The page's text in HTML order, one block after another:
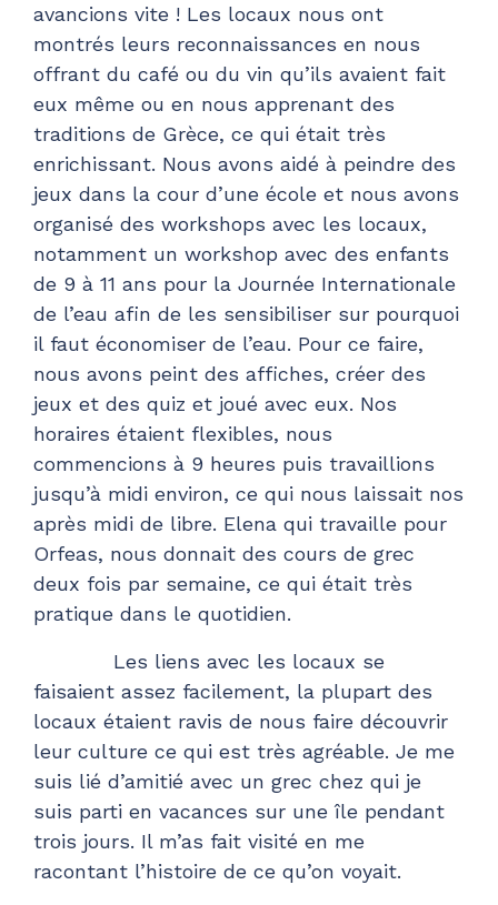
avancions vite ! Les locaux nous ont
montrés leurs reconnaissances en nous
offrant du café ou du vin qu’ils avaient fait
eux même ou en nous apprenant des
traditions de Grèce, ce qui était très
enrichissant. Nous avons aidé à peindre des
jeux dans la cour d’une école et nous avons
organisé des workshops avec les locaux,
notamment un workshop avec des enfants
de 9 à 11 ans pour la Journée Internationale
de l’eau afin de les sensibiliser sur pourquoi
il faut économiser de l’eau. Pour ce faire,
nous avons peint des affiches, créer des
jeux et des quiz et joué avec eux. Nos
horaires étaient flexibles, nous
commencions à 9 heures puis travaillions
jusqu’à midi environ, ce qui nous laissait nos
après midi de libre. Elena qui travaille pour
Orfeas, nous donnait des cours de grec
deux fois par semaine, ce qui était très
pratique dans le quotidien.
Les liens avec les locaux se
faisaient assez facilement, la plupart des
locaux étaient ravis de nous faire découvrir
leur culture ce qui est très agréable. Je me
suis lié d’amitié avec un grec chez qui je
suis parti en vacances sur une île pendant
trois jours. Il m’as fait visité en me
racontant l’histoire de ce qu’on voyait.